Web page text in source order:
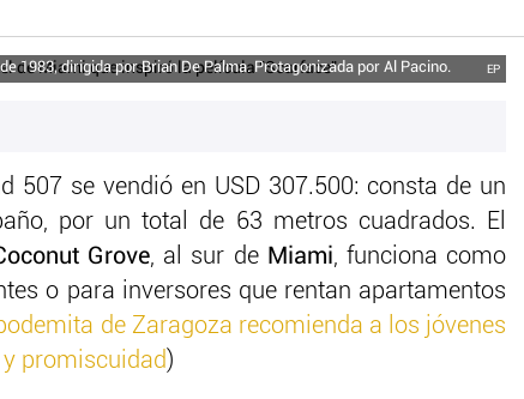
1983, dirigida por Brian De Palma.​ Protagonizada por Al Pacino. EP
507 se vendió en USD 307.500: consta de un
por un total de 63 metros cuadrados. El
Grove, al sur de Miami, funciona como
o para inversores que rentan apartamentos
de Zaragoza recomienda a los jóvenes
promiscuidad )